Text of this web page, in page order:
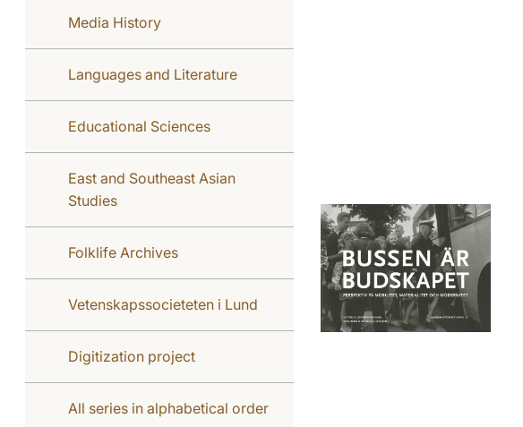
Media History
Languages and Literature
Educational Sciences
East and Southeast Asian
Studies
Folklife Archives
Vetenskapssocieteten i Lund
Digitization project
All series in alphabetical order